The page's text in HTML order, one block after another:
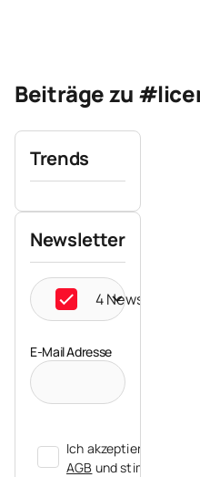
Beiträge zu
Trends
Newsletter
4 Newsletter
E-Mail Adresse
Ich akzeptiere die
AGB und stimme der